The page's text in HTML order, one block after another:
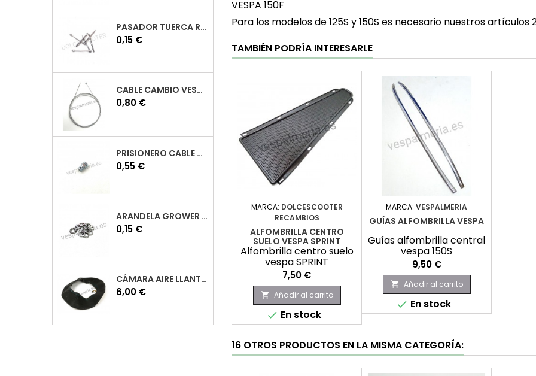
PASADOR TUERCA RUEDA VESPA
Precio
0,15 €
CABLE CAMBIO VESPA
Precio
0,80 €
PRISIONERO CABLE CAMBIO VESPA
Precio
0,55 €
ARANDELA GROWER M7 INOX VESPA
Precio
0,15 €
CÁMARA AIRE LLANTA 10 VESPA
Precio
6,00 €
VESPA 150F
Para los modelos de 125S y 150S es necesario nuestros artículos
TAMBIÉN PODRÍA INTERESARLE
MARCA: DOLCESCOOTER
RECAMBIOS
ALFOMBRILLA CENTRO
SUELO VESPA SPRINT
Alfombrilla centro suelo
vespa SPRINT
Precio
7,50 €
 Añadir al carrito
 En stock
MARCA: VESPALMERIA
GUÍAS ALFOMBRILLA VESPA
Guías alfombrilla central
vespa 150S
Precio
9,50 €
 Añadir al carrito
 En stock
16 OTROS PRODUCTOS EN LA MISMA CATEGORÍA: